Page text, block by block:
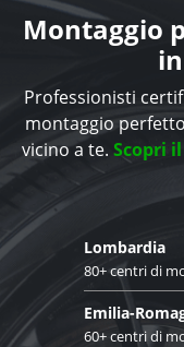
Montaggio
Professionisti
montaggio
vicino a te. Scopri
Lombardia
80+ centri di
Emilia-
60+ centri di